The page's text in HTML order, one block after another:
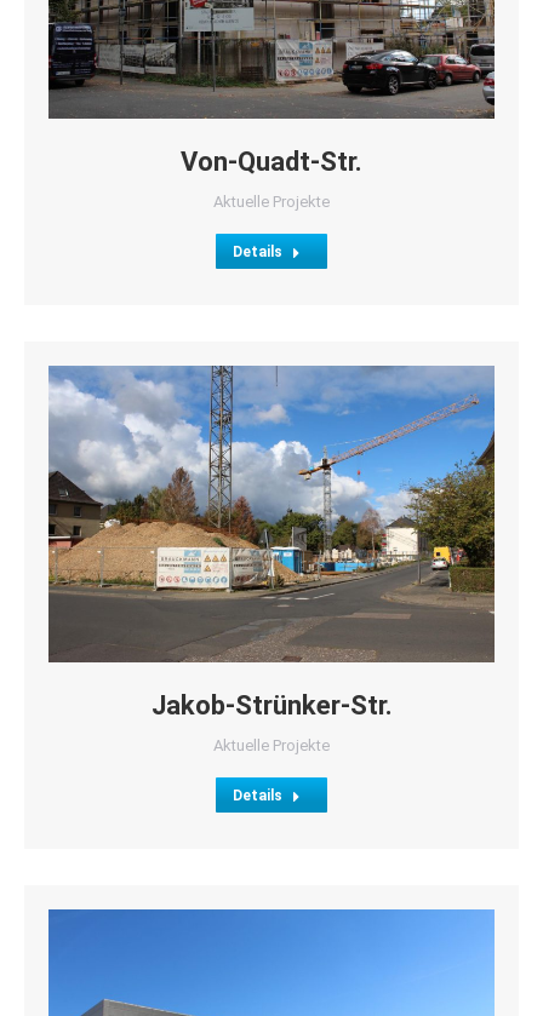
Von-Quadt-Str.
Aktuelle Projekte
Details
Jakob-Strünker-Str.
Aktuelle Projekte
Details